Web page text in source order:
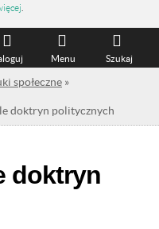
Szukaj
Menu
społeczne »
doktryn politycznych
doktryn